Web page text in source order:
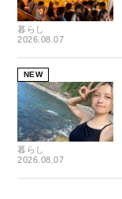
暮らし
2026.08.07
NEW
暮らし
2026.08.07